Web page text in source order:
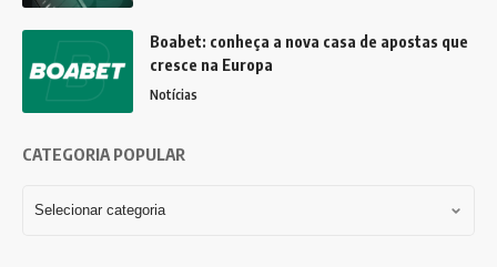
Boabet: conheça a nova casa de apostas que
cresce na Europa
Notícias
CATEGORIA POPULAR